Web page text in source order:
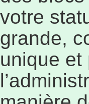
votre
grande,
unique et